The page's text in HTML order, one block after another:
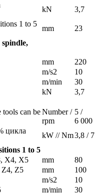
kN
3,7
1 to 5
mm
23
mm
220
m/s2
10
m/min
30
kN
3,7
can beNumber /
rpm
5 /
6 000
цикла
kW // Nm3,8 / 7
1 to 5
X4, X5
mm
80
Z5
mm
100
m/s2
10
m/min
30